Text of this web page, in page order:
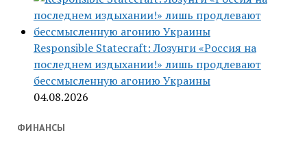
Responsible Statecraft: Лозунги «Россия на
последнем издыхании!» лишь продлевают
бессмысленную агонию Украины
04.08.2026
ФИНАНСЫ